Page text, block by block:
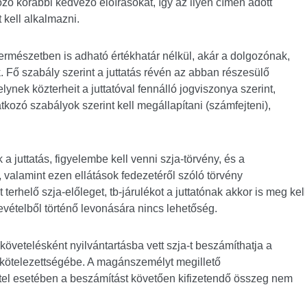
korábbi kedvező előírásokat, így az ilyen címen adott
kell alkalmazni.
is adható értékhatár nélkül, akár a dolgozónak,
szabály szerint a juttatás révén az abban részesülő
közterheit a juttatóval fennálló jogviszonya szerint,
szabályok szerint kell megállapítani (számfejteni),
juttatás, figyelembe kell venni szja-törvény, és a
ezen ellátások fedezetéről szóló törvény
szja-előleget, tb-járulékot a juttatónak akkor is meg kell
történő levonására nincs lehetőség.
nyilvántartásba vett szja-t beszámíthatja a
A magánszemélyt megillető
esetében a beszámítást követően kifizetendő összeg nem